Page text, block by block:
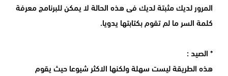
المرور لديك مثبتة لديك فى هذه الحالة لا يمكن للبرنامج معرفة
كلمة السر ما لم تقوم بكتابتها يدويا.
* الصيد :
هذه الطريقة ليست سهلة ولكنها الاكثر شيوعا حيث يقوم